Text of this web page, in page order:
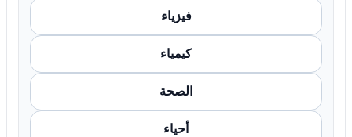
فيزياء
كيمياء
الصحة
أحياء